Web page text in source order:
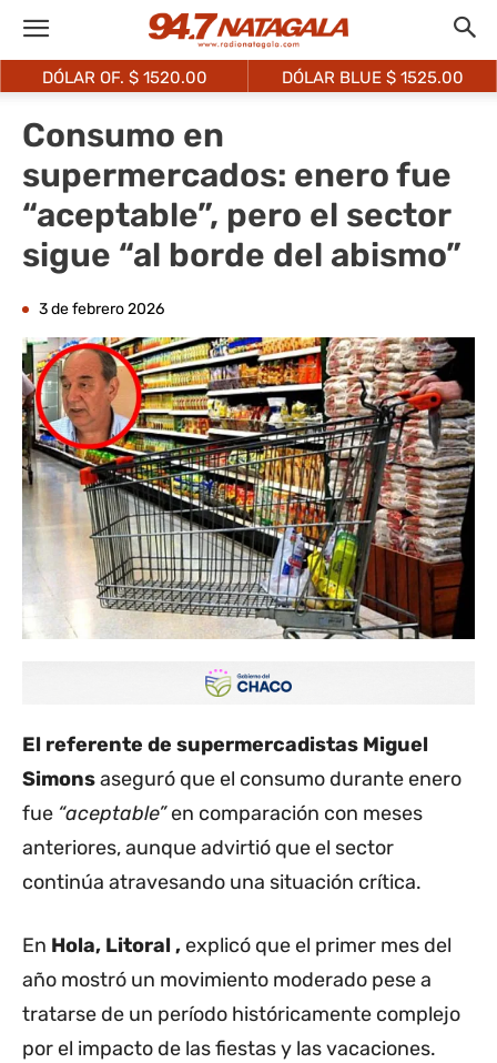
DÓLAR OF. $ 1520.00 DÓLAR BLUE $ 1525.00
Consumo en
supermercados: enero fue
“aceptable”, pero el sector
sigue “al borde del abismo”
3 de febrero 2026
El referente de supermercadistas Miguel
Simonsaseguró que el consumo durante enero
fue “aceptable”en comparación con meses
anteriores, aunque advirtió que el sector
continúa atravesando una situación crítica.
En Hola, Litoral , explicó que el primer mes del
año mostró un movimiento moderado pese a
tratarse de un período históricamente complejo
por el impacto de las fiestas y las vacaciones.